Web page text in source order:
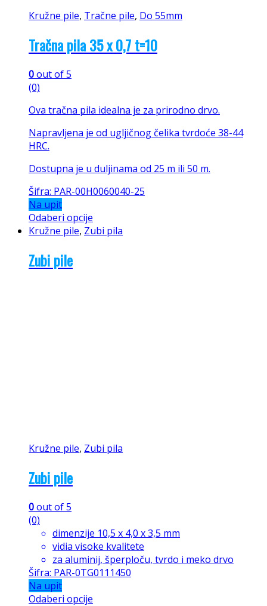
Kružne pile, Tračne pile, Do 55mm
Tračna pila 35 x 0,7 t=10
0out of 5
(0)
Ova tračna pila idealna je za prirodno drvo.
Napravljena je od ugljičnog čelika tvrdoće 38-44
HRC.
Dostupna je u duljinama od 25 m ili 50 m.
Šifra: PAR-00H0060040-25
Na upit
Odaberi opcije
Kružne pile, Zubi pila
Zubi pile
Kružne pile, Zubi pila
Zubi pile
0out of 5
(0)
dimenzije 10,5 x 4,0 x 3,5 mm
vidia visoke kvalitete
za aluminij, šperploču, tvrdo i meko drvo
Šifra: PAR-0TG0111450
Na upit
Odaberi opcije